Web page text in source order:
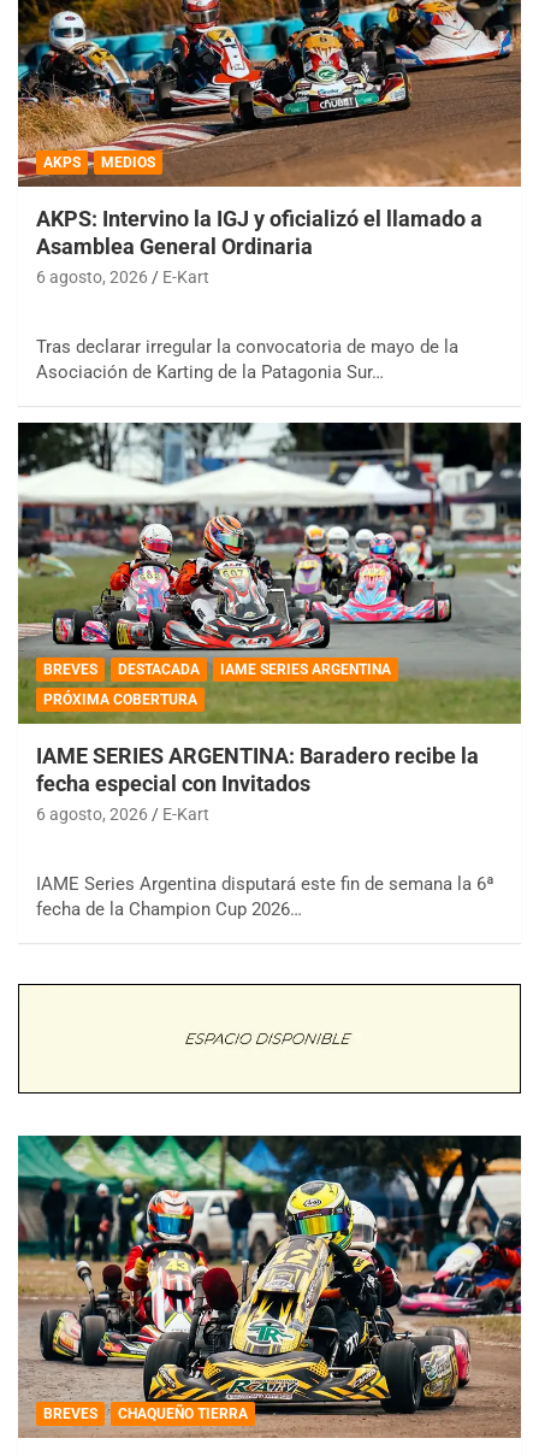
AKPS MEDIOS
AKPS: Intervino la IGJ y oficializó el llamado a
Asamblea General Ordinaria
6 agosto, 2026 E-Kart
Tras declarar irregular la convocatoria de mayo de la
Asociación de Karting de la Patagonia Sur…
BREVES DESTACADA
IAME SERIES ARGENTINA
PRÓXIMA COBERTURA
IAME SERIES ARGENTINA: Baradero recibe la
fecha especial con Invitados
6 agosto, 2026 E-Kart
IAME Series Argentina disputará este fin de semana la 6ª
fecha de la Champion Cup 2026…
BREVES CHAQUEÑO TIERRA